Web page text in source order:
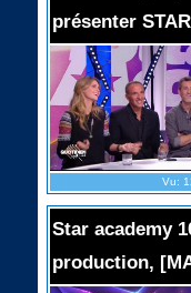
présenter
Vu:
Star academy
production,